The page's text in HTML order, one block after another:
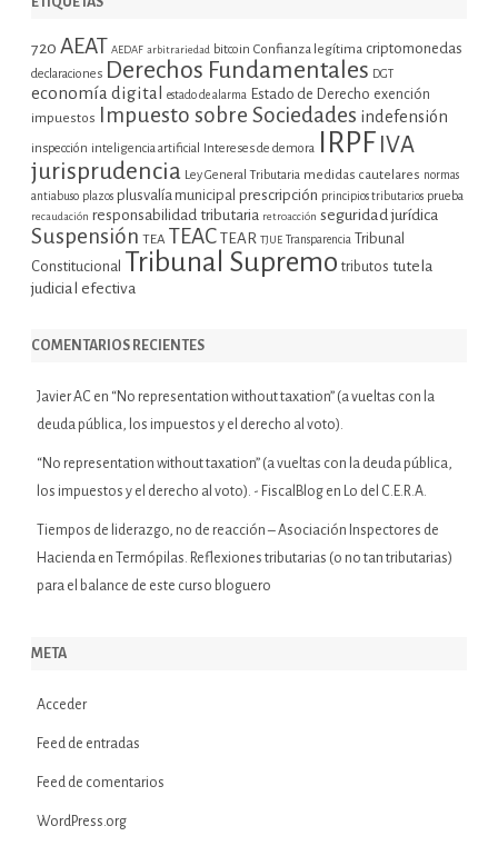
720 AEAT AEDAF arbitrariedad bitcoin Confianza legítima criptomonedas
declaraciones Derechos Fundamentales DGT
economía digital estado de alarma Estado de Derecho exención
impuestos Impuesto sobre Sociedades indefensión
inspección inteligencia artificial Intereses de demora IRPF IVA
jurisprudencia Ley General Tributaria medidas cautelares normas
antiabuso plazos plusvalía municipal prescripción principios tributarios prueba
recaudación responsabilidad tributaria retroacción seguridad jurídica
Suspensión TEA TEAC TEAR TJUE Transparencia Tribunal
Constitucional Tribunal Supremo tributos tutela
judicial efectiva
COMENTARIOS RECIENTES
Javier AC en “No representation without taxation” (a vueltas con la
deuda pública, los impuestos y el derecho al voto).
“No representation without taxation” (a vueltas con la deuda pública,
los impuestos y el derecho al voto). - FiscalBlog en Lo del C.E.R.A.
Tiempos de liderazgo, no de reacción – Asociación Inspectores de
Hacienda en
Termópilas. Reflexiones tributarias (o no tan tributarias)
para el balance de este curso bloguero
META
Acceder
Feed de entradas
Feed de comentarios
WordPress.org